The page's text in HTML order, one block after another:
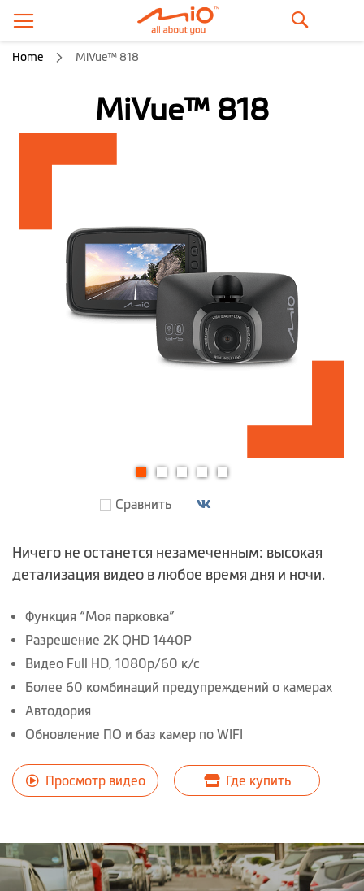
Поиск
Home MiVue™ 818
MiVue™ 818
изображений
галереи
изображений
Сравнить
Ничего не останется незамеченным: высокая
детализация видео в любое время дня и ночи.
Функция “Моя парковка”
Разрешение 2K QHD 1440P
Видео Full HD, 1080p/60 к/с
Более 60 комбинаций предупреждений о камерах
Автодория
Обновление ПО и баз камер по WIFI
Просмотр видео Где купить